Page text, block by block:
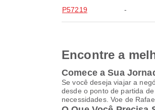
P57219 -
Encontre a
Comece a Sua
Se você deseja viajar a
desde o ponto de partida
necessidades. Voe de